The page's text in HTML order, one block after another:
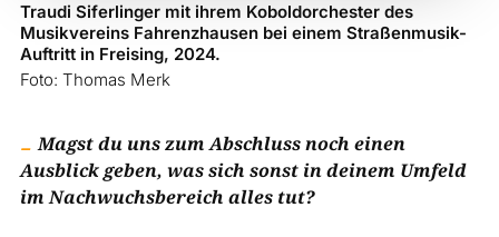
Traudi Siferlinger mit ihrem Koboldorchester des
Musikvereins Fahrenzhausen bei einem Straßenmusik-
Auftritt in Freising, 2024.
Foto: Thomas Merk
Magst du uns zum Abschluss noch einen
Ausblick geben, was sich sonst in deinem Umfeld
im Nachwuchsbereich alles tut?